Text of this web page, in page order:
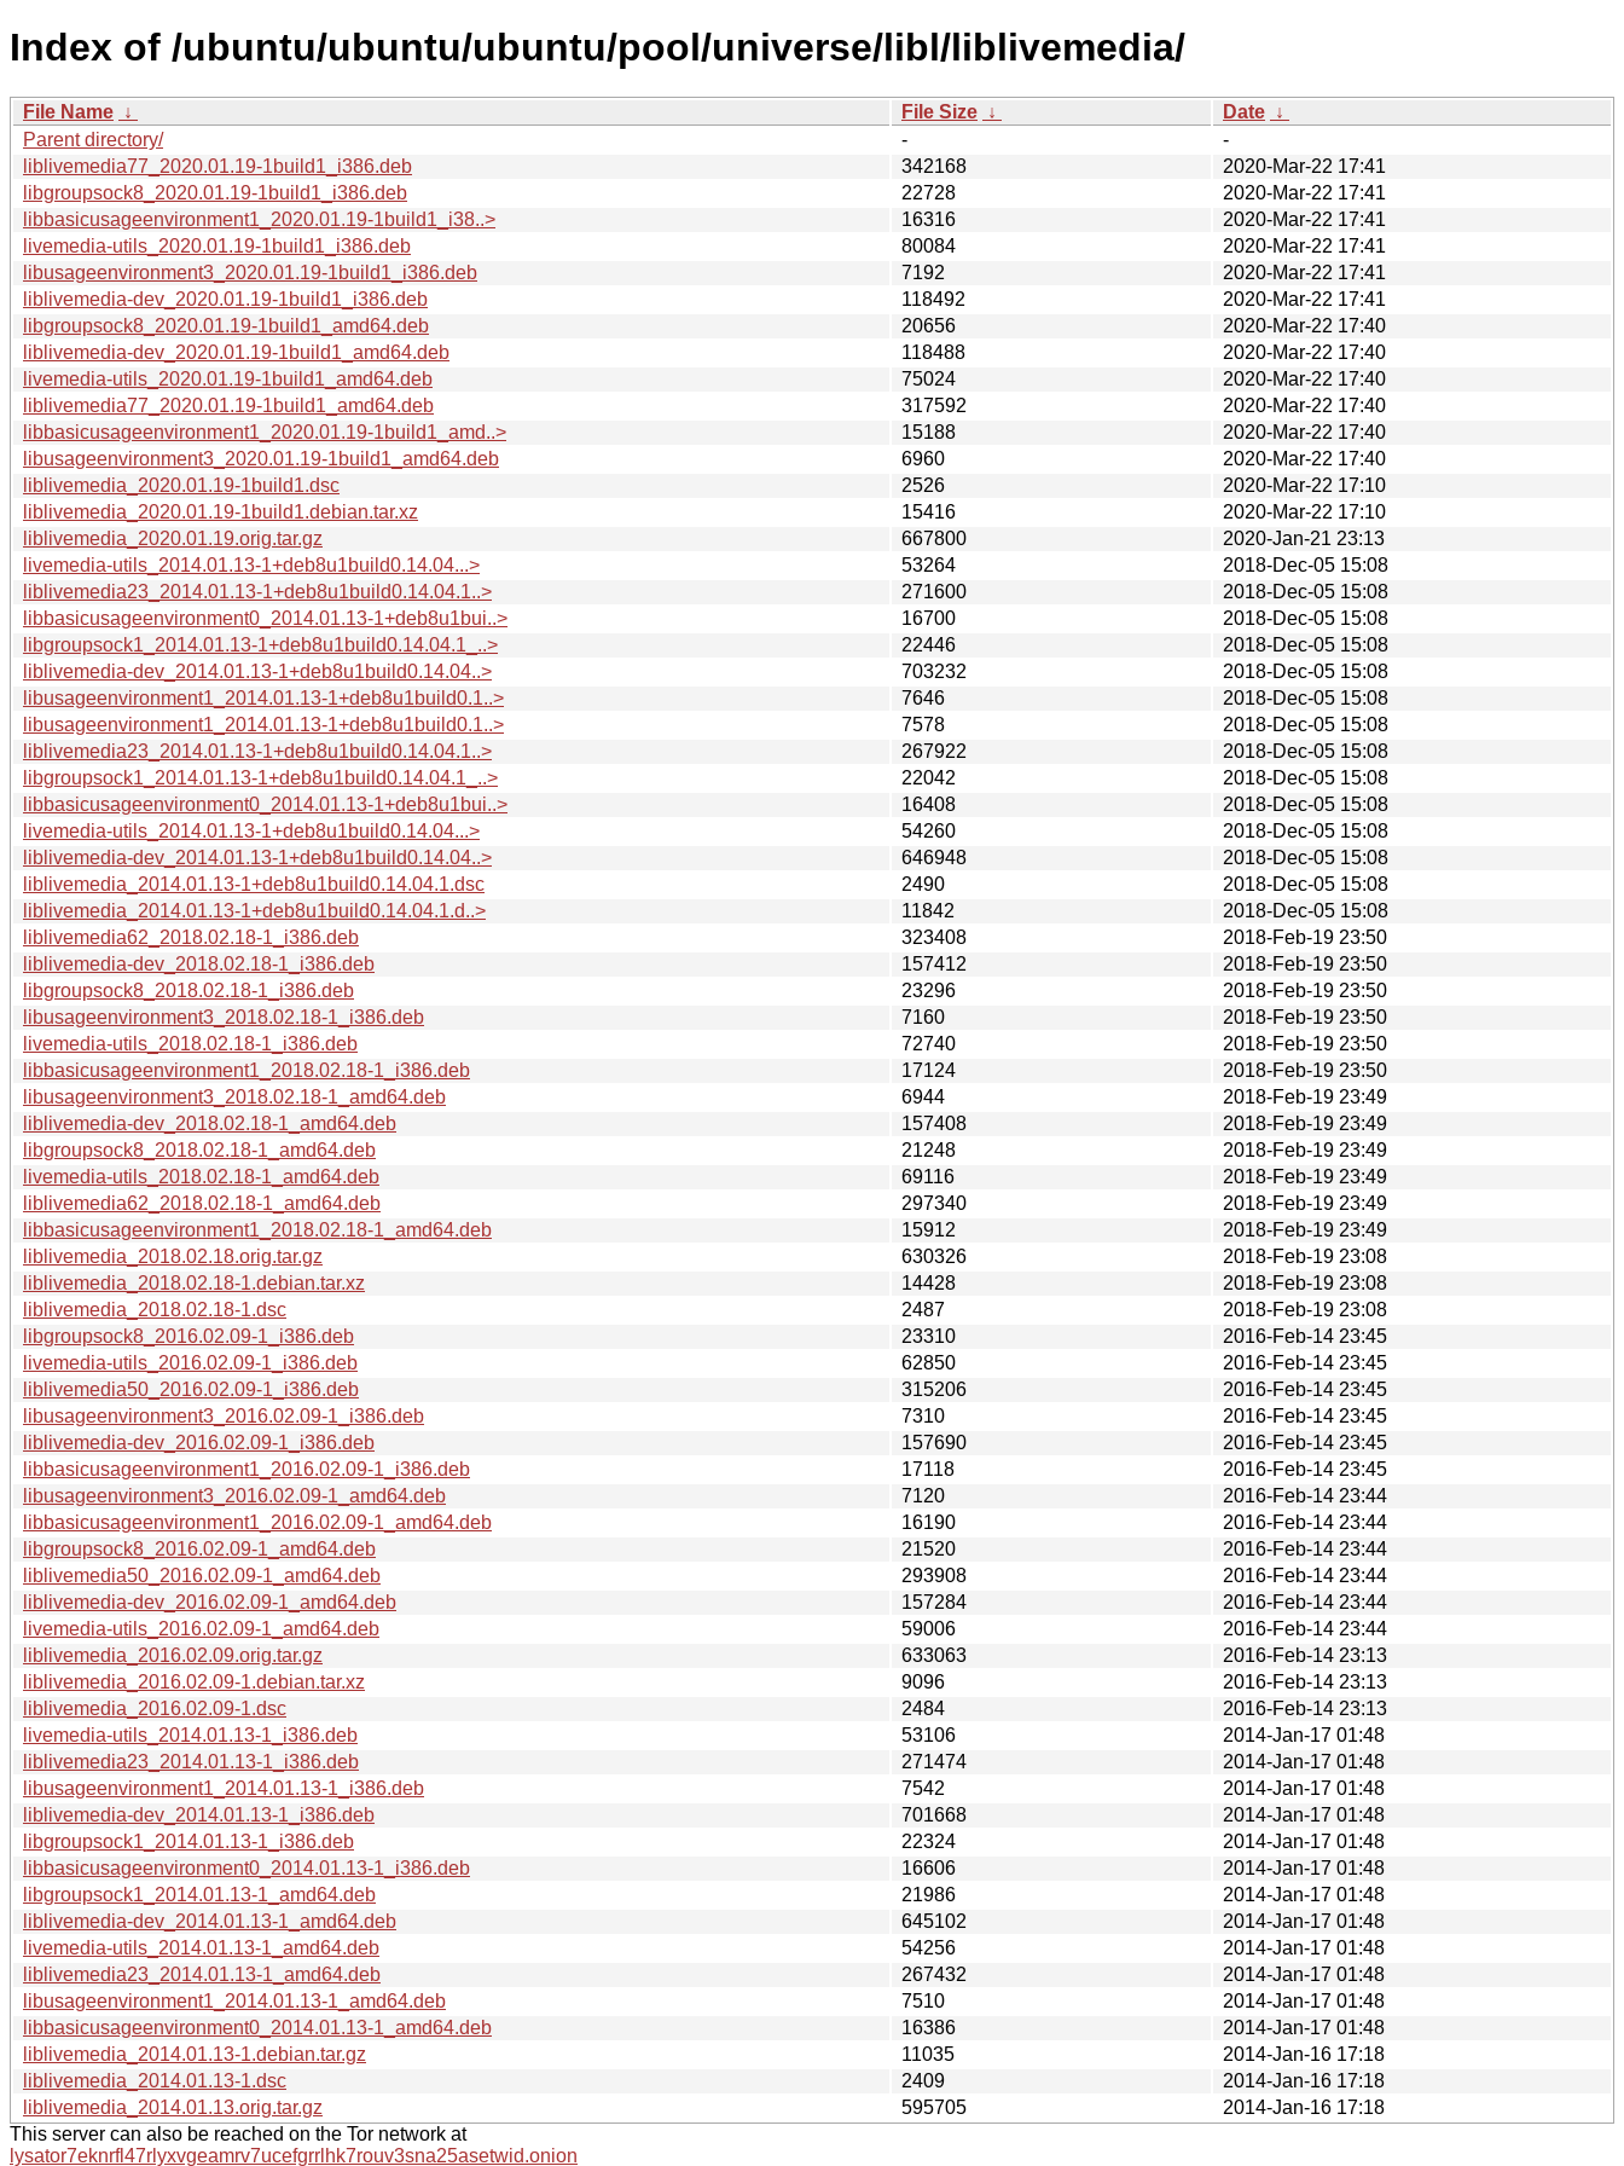
Index of /ubuntu/ubuntu/ubuntu/pool/universe/libl/liblivemedia/
File Name ↓ File Size ↓ Date ↓
Parent directory/
-
-
liblivemedia77_2020.01.19-1build1_i386.deb
342168
2020-Mar-22 17:41
libgroupsock8_2020.01.19-1build1_i386.deb
22728
2020-Mar-22 17:41
libbasicusageenvironment1_2020.01.19-1build1_i38..>
16316
2020-Mar-22 17:41
livemedia-utils_2020.01.19-1build1_i386.deb
80084
2020-Mar-22 17:41
libusageenvironment3_2020.01.19-1build1_i386.deb
7192
2020-Mar-22 17:41
liblivemedia-dev_2020.01.19-1build1_i386.deb
118492
2020-Mar-22 17:41
libgroupsock8_2020.01.19-1build1_amd64.deb
20656
2020-Mar-22 17:40
liblivemedia-dev_2020.01.19-1build1_amd64.deb
118488
2020-Mar-22 17:40
livemedia-utils_2020.01.19-1build1_amd64.deb
75024
2020-Mar-22 17:40
liblivemedia77_2020.01.19-1build1_amd64.deb
317592
2020-Mar-22 17:40
libbasicusageenvironment1_2020.01.19-1build1_amd..>
15188
2020-Mar-22 17:40
libusageenvironment3_2020.01.19-1build1_amd64.deb
6960
2020-Mar-22 17:40
liblivemedia_2020.01.19-1build1.dsc
2526
2020-Mar-22 17:10
liblivemedia_2020.01.19-1build1.debian.tar.xz
15416
2020-Mar-22 17:10
liblivemedia_2020.01.19.orig.tar.gz
667800
2020-Jan-21 23:13
livemedia-utils_2014.01.13-1+deb8u1build0.14.04...>
53264
2018-Dec-05 15:08
liblivemedia23_2014.01.13-1+deb8u1build0.14.04.1..>
271600
2018-Dec-05 15:08
libbasicusageenvironment0_2014.01.13-1+deb8u1bui..>
16700
2018-Dec-05 15:08
libgroupsock1_2014.01.13-1+deb8u1build0.14.04.1_..>
22446
2018-Dec-05 15:08
liblivemedia-dev_2014.01.13-1+deb8u1build0.14.04..>
703232
2018-Dec-05 15:08
libusageenvironment1_2014.01.13-1+deb8u1build0.1..>
7646
2018-Dec-05 15:08
libusageenvironment1_2014.01.13-1+deb8u1build0.1..>
7578
2018-Dec-05 15:08
liblivemedia23_2014.01.13-1+deb8u1build0.14.04.1..>
267922
2018-Dec-05 15:08
libgroupsock1_2014.01.13-1+deb8u1build0.14.04.1_..>
22042
2018-Dec-05 15:08
libbasicusageenvironment0_2014.01.13-1+deb8u1bui..>
16408
2018-Dec-05 15:08
livemedia-utils_2014.01.13-1+deb8u1build0.14.04...>
54260
2018-Dec-05 15:08
liblivemedia-dev_2014.01.13-1+deb8u1build0.14.04..>
646948
2018-Dec-05 15:08
liblivemedia_2014.01.13-1+deb8u1build0.14.04.1.dsc
2490
2018-Dec-05 15:08
liblivemedia_2014.01.13-1+deb8u1build0.14.04.1.d..>
11842
2018-Dec-05 15:08
liblivemedia62_2018.02.18-1_i386.deb
323408
2018-Feb-19 23:50
liblivemedia-dev_2018.02.18-1_i386.deb
157412
2018-Feb-19 23:50
libgroupsock8_2018.02.18-1_i386.deb
23296
2018-Feb-19 23:50
libusageenvironment3_2018.02.18-1_i386.deb
7160
2018-Feb-19 23:50
livemedia-utils_2018.02.18-1_i386.deb
72740
2018-Feb-19 23:50
libbasicusageenvironment1_2018.02.18-1_i386.deb
17124
2018-Feb-19 23:50
libusageenvironment3_2018.02.18-1_amd64.deb
6944
2018-Feb-19 23:49
liblivemedia-dev_2018.02.18-1_amd64.deb
157408
2018-Feb-19 23:49
libgroupsock8_2018.02.18-1_amd64.deb
21248
2018-Feb-19 23:49
livemedia-utils_2018.02.18-1_amd64.deb
69116
2018-Feb-19 23:49
liblivemedia62_2018.02.18-1_amd64.deb
297340
2018-Feb-19 23:49
libbasicusageenvironment1_2018.02.18-1_amd64.deb
15912
2018-Feb-19 23:49
liblivemedia_2018.02.18.orig.tar.gz
630326
2018-Feb-19 23:08
liblivemedia_2018.02.18-1.debian.tar.xz
14428
2018-Feb-19 23:08
liblivemedia_2018.02.18-1.dsc
2487
2018-Feb-19 23:08
libgroupsock8_2016.02.09-1_i386.deb
23310
2016-Feb-14 23:45
livemedia-utils_2016.02.09-1_i386.deb
62850
2016-Feb-14 23:45
liblivemedia50_2016.02.09-1_i386.deb
315206
2016-Feb-14 23:45
libusageenvironment3_2016.02.09-1_i386.deb
7310
2016-Feb-14 23:45
liblivemedia-dev_2016.02.09-1_i386.deb
157690
2016-Feb-14 23:45
libbasicusageenvironment1_2016.02.09-1_i386.deb
17118
2016-Feb-14 23:45
libusageenvironment3_2016.02.09-1_amd64.deb
7120
2016-Feb-14 23:44
libbasicusageenvironment1_2016.02.09-1_amd64.deb
16190
2016-Feb-14 23:44
libgroupsock8_2016.02.09-1_amd64.deb
21520
2016-Feb-14 23:44
liblivemedia50_2016.02.09-1_amd64.deb
293908
2016-Feb-14 23:44
liblivemedia-dev_2016.02.09-1_amd64.deb
157284
2016-Feb-14 23:44
livemedia-utils_2016.02.09-1_amd64.deb
59006
2016-Feb-14 23:44
liblivemedia_2016.02.09.orig.tar.gz
633063
2016-Feb-14 23:13
liblivemedia_2016.02.09-1.debian.tar.xz
9096
2016-Feb-14 23:13
liblivemedia_2016.02.09-1.dsc
2484
2016-Feb-14 23:13
livemedia-utils_2014.01.13-1_i386.deb
53106
2014-Jan-17 01:48
liblivemedia23_2014.01.13-1_i386.deb
271474
2014-Jan-17 01:48
libusageenvironment1_2014.01.13-1_i386.deb
7542
2014-Jan-17 01:48
liblivemedia-dev_2014.01.13-1_i386.deb
701668
2014-Jan-17 01:48
libgroupsock1_2014.01.13-1_i386.deb
22324
2014-Jan-17 01:48
libbasicusageenvironment0_2014.01.13-1_i386.deb
16606
2014-Jan-17 01:48
libgroupsock1_2014.01.13-1_amd64.deb
21986
2014-Jan-17 01:48
liblivemedia-dev_2014.01.13-1_amd64.deb
645102
2014-Jan-17 01:48
livemedia-utils_2014.01.13-1_amd64.deb
54256
2014-Jan-17 01:48
liblivemedia23_2014.01.13-1_amd64.deb
267432
2014-Jan-17 01:48
libusageenvironment1_2014.01.13-1_amd64.deb
7510
2014-Jan-17 01:48
libbasicusageenvironment0_2014.01.13-1_amd64.deb
16386
2014-Jan-17 01:48
liblivemedia_2014.01.13-1.debian.tar.gz
11035
2014-Jan-16 17:18
liblivemedia_2014.01.13-1.dsc
2409
2014-Jan-16 17:18
liblivemedia_2014.01.13.orig.tar.gz
595705
2014-Jan-16 17:18
This server can also be reached on the Tor network at
lysator7eknrfl47rlyxvgeamrv7ucefgrrlhk7rouv3sna25asetwid.onion